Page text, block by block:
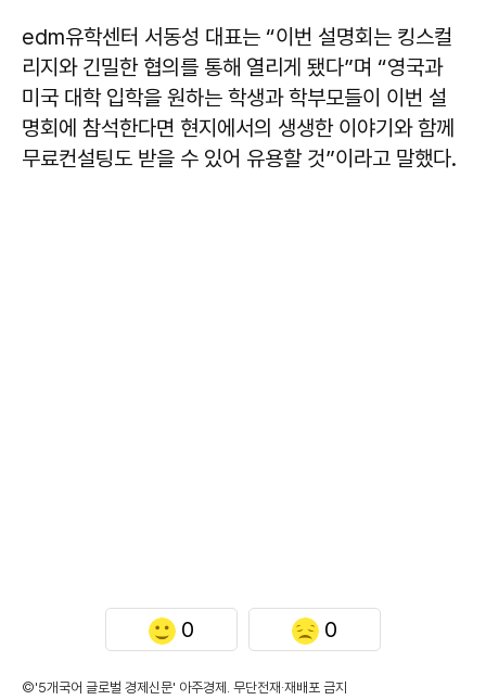
edm유학센터 서동성 대표는 “이번 설명회는 킹스컬
리지와 긴밀한 협의를 통해 열리게 됐다”며 “영국과
미국 대학 입학을 원하는 학생과 학부모들이 이번 설
명회에 참석한다면 현지에서의 생생한 이야기와 함께
무료컨설팅도 받을 수 있어 유용할 것”이라고 말했다.
0 0
©'5개국어 글로벌 경제신문' 아주경제. 무단전재·재배포 금지